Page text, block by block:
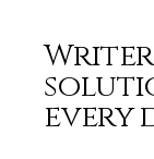
every